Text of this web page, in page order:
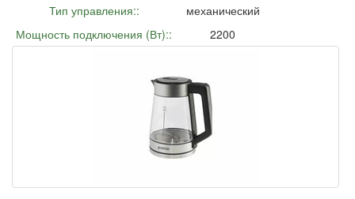
Тип управления::
механический
Мощность подключения (Вт)::
2200